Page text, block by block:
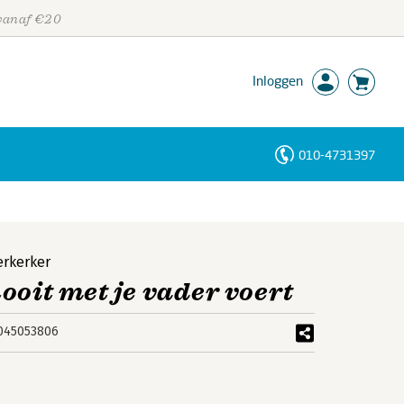
€20
Inloggen
010-4731397
met je vader voert
Personen